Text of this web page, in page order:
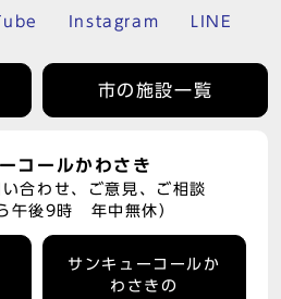
Instagram LINE
市の施設一覧
コールかわさき
合わせ、ご意見、ご相談
午後9時 年中無休）
サンキューコールか
わさきの